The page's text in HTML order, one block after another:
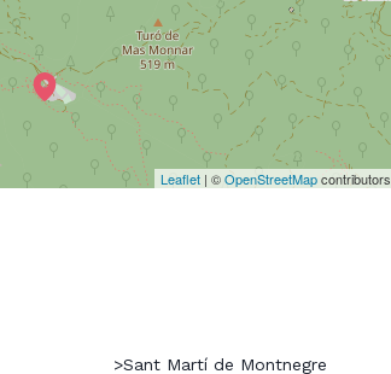
Leaflet | ©OpenStreetMapcontributors
>Sant Martí de Montnegre